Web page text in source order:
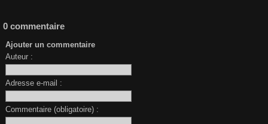
0 commentaire
Ajouter un commentaire
Auteur :
Adresse e-mail :
Commentaire (obligatoire) :